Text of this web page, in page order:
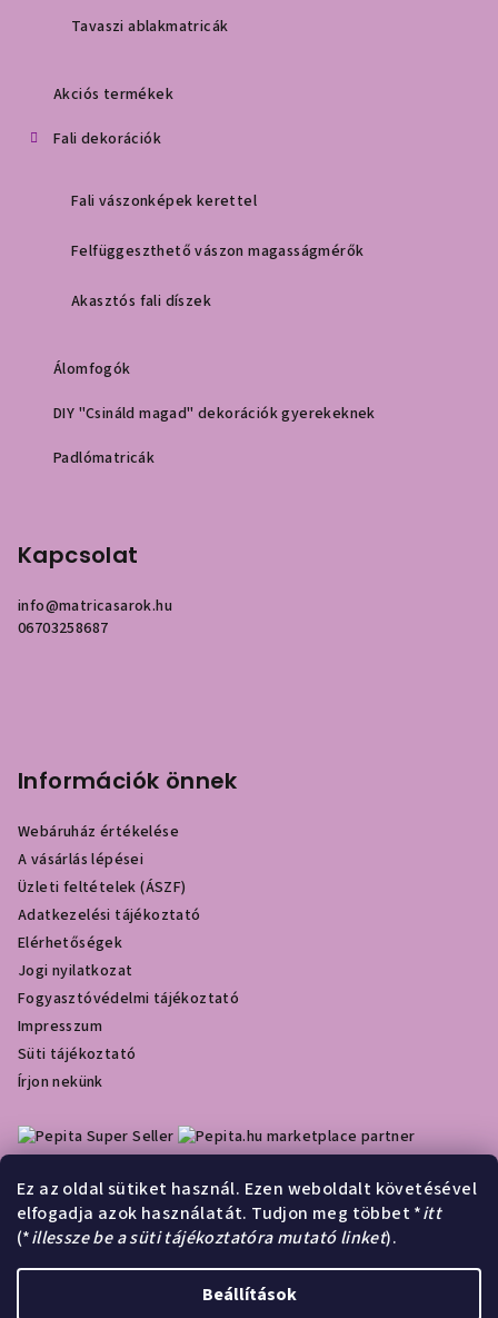
Ez az oldal sütiket használ. Ezen weboldalt követésével
elfogadja azok használatát. Tudjon meg többet *itt
(*illessze be a süti tájékoztatóra mutató linket).
Beállítások
Tavaszi ablakmatricák
Akciós termékek
Fali dekorációk
Fali vászonképek kerettel
Felfüggeszthető vászon magasságmérők
Akasztós fali díszek
Álomfogók
DIY "Csináld magad" dekorációk gyerekeknek
Padlómatricák
Kapcsolat
info@matricasarok.hu
06703258687
Információk önnek
Webáruház értékelése
A vásárlás lépései
Üzleti feltételek (ÁSZF)
Adatkezelési tájékoztató
Elérhetőségek
Jogi nyilatkozat
Fogyasztóvédelmi tájékoztató
Impresszum
Süti tájékoztató
Írjon nekünk
marketplace partner
Olcsóbbat.hu
Á
Árukereső.hu